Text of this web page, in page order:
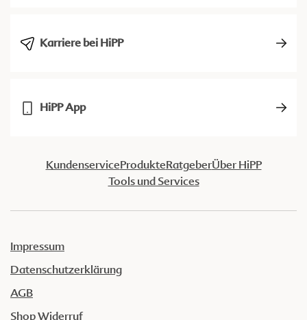
Karriere bei HiPP
HiPP App
KundenserviceProdukteRatgeberÜber HiPP
Tools und Services
Impressum
Datenschutzerklärung
AGB
Shop Widerruf